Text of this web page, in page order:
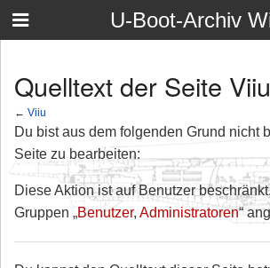
U-Boot-Archiv
Quelltext der Seite Viiu
← Viiu
Du bist aus dem folgenden Grund nicht
Seite zu bearbeiten:
Diese Aktion ist auf Benutzer
Gruppen „Benutzer, Administratoren“